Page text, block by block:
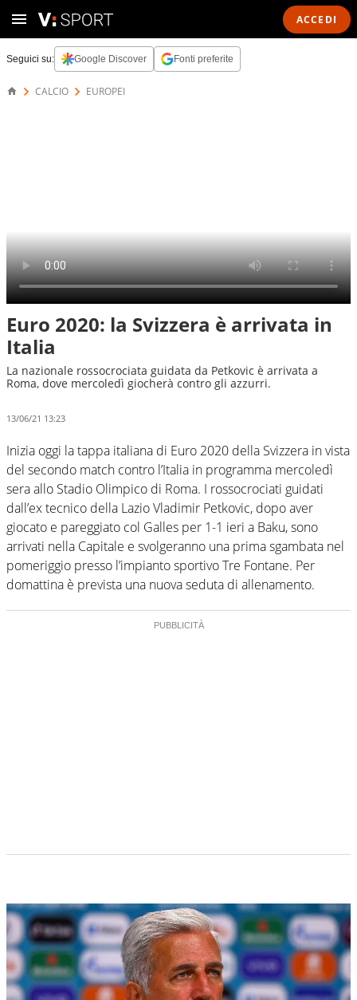
ACCEDI
Seguici su: Google Discover Fonti preferite
CALCIO EUROPEI
Euro 2020: la Svizzera è arrivata in
Italia
La nazionale rossocrociata guidata da Petkovic è arrivata a
Roma, dove mercoledì giocherà contro gli azzurri.
13/06/21 13:23
Inizia oggi la tappa italiana di Euro 2020 della Svizzera in vista
del secondo match contro l’Italia in programma mercoledì
sera allo Stadio Olimpico di Roma. I rossocrociati guidati
dall’ex tecnico della Lazio Vladimir Petkovic, dopo aver
giocato e pareggiato col Galles per 1-1 ieri a Baku, sono
arrivati nella Capitale e svolgeranno una prima sgambata nel
pomeriggio presso l’impianto sportivo Tre Fontane. Per
domattina è prevista una nuova seduta di allenamento.